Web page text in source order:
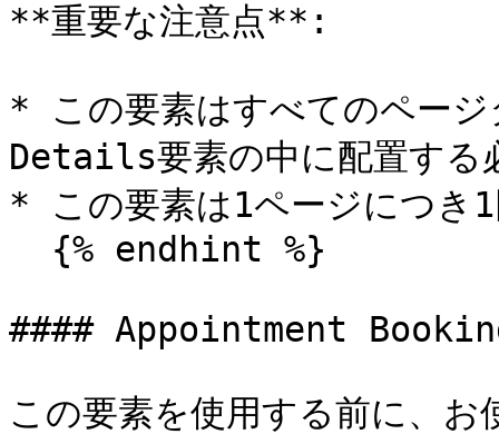
**重要な注意点**:
* この要素はすべてのペー
Details要素の中に配置する
* この要素は1ページにつき
#### Appointment
この要素を使用する前に、